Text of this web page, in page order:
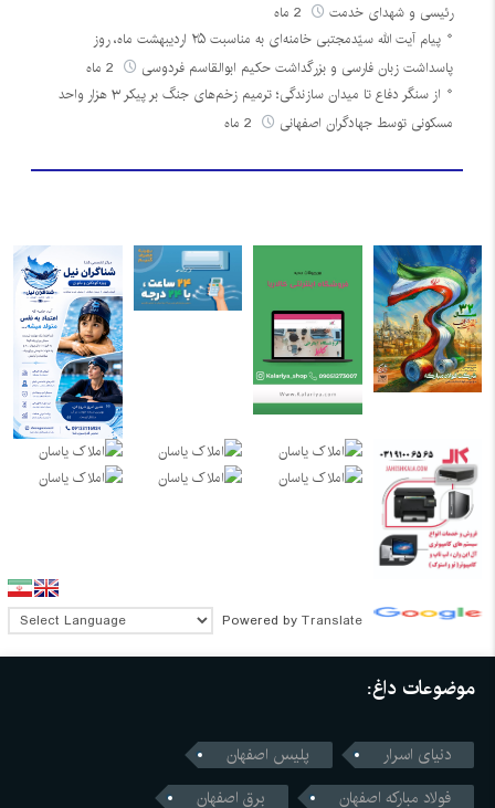
رئیسی و شهدای خدمت
پیام آیت الله سیّدمجتبی خامنه‌ای به مناسبت ۲۵ اردیبهشت ماه، روز
پاسداشت زبان فارسی و بزرگداشت حکیم ابوالقاسم فردوسی
از سنگر دفاع تا میدان سازندگی؛ ترمیم زخم‌های جنگ بر پیکر ۳ هزار واحد
مسکونی توسط جهادگران اصفهانی
Powered by Translate
موضوعات داغ:
دنیای اسرار
پلیس اصفهان
فولاد مبارکه اصفهان
برق اصفهان